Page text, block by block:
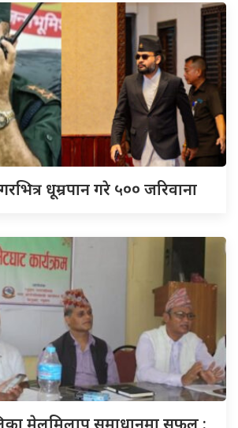
धूम्रपान गरे ५०० जरिवाना
मेलमिलाप समाधानमा सफल :